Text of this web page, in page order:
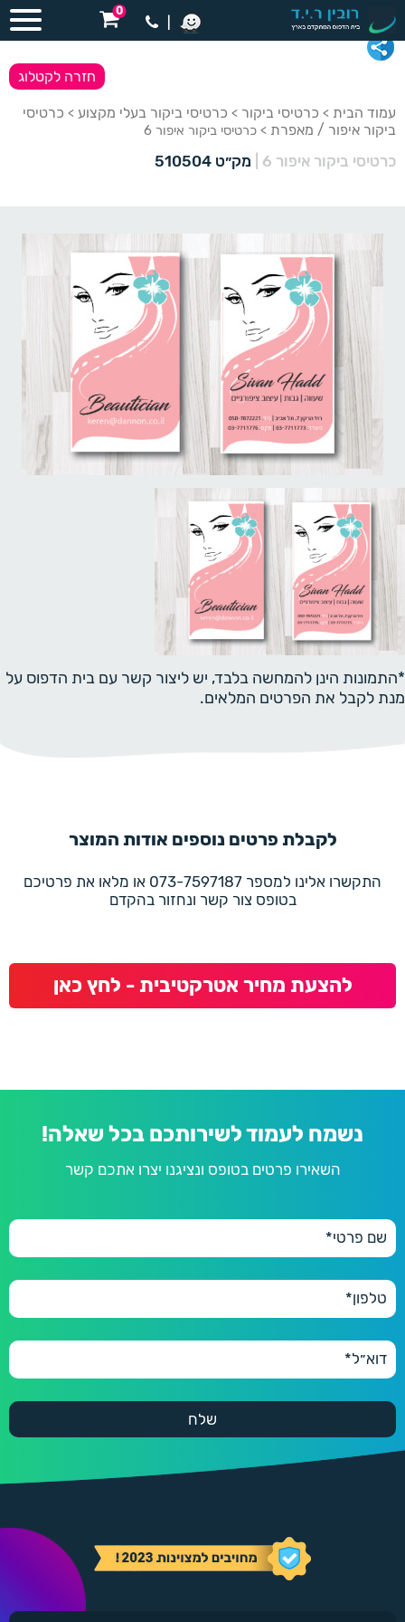
0
עמוד הבית > כרטיסי ביקור > כרטיסי ביקור בעלי מקצוע > כרטיסי
ביקור איפור / מאפרת > כרטיסי ביקור איפור 6
כרטיסי ביקור איפור 6 מק״ט 510504
חזרה לקטלוג
*התמונות הינן להמחשה בלבד, יש ליצור קשר עם בית הדפוס על
מנת לקבל את הפרטים המלאים.
לקבלת פרטים נוספים אודות המוצר
התקשרו אלינו למספר 073-7597187 או מלאו את פרטיכם
בטופס צור קשר ונחזור בהקדם
להצעת מחיר אטרקטיבית - לחץ כאן
נשמח לעמוד לשירותכם בכל שאלה!
השאירו פרטים בטופס ונציגנו יצרו אתכם קשר